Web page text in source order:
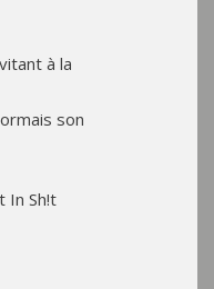
à la
son
In Sh!t